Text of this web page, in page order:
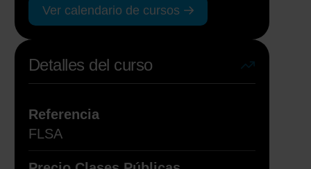
Ver calendario de cursos
Detalles del curso
Referencia
FLSA